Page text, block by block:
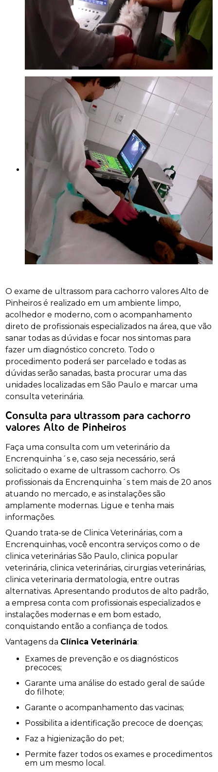
O exame de ultrassom para cachorro valores Alto de
Pinheiros é realizado em um ambiente limpo,
acolhedor e moderno, com o acompanhamento
direto de profissionais especializados na área, que vão
sanar todas as dúvidas e focar nos sintomas para
fazer um diagnóstico concreto. Todo o
procedimento poderá ser parcelado e todas as
dúvidas serão sanadas, basta procurar uma das
unidades localizadas em São Paulo e marcar uma
consulta veterinária.
Consulta para ultrassom para cachorro
valores Alto de Pinheiros
Faça uma consulta com um veterinário da
Encrenquinha´s e, caso seja necessário, será
solicitado o exame de ultrassom cachorro. Os
profissionais da Encrenquinha´s tem mais de 20 anos
atuando no mercado, e as instalações são
amplamente modernas. Ligue e tenha mais
informações.
Quando trata-se de Clinica Veterinárias, com a
Encrenquinhas, você encontra serviços como o de
clinica veterinárias São Paulo, clinica popular
veterinária, clinica veterinárias, cirurgias veterinárias,
clinica veterinaria dermatologia, entre outras
alternativas. Apresentando produtos de alto padrão,
a empresa conta com profissionais especializados e
instalações modernas e em bom estado,
conquistando então a confiança de todos.
Vantagens da Clínica Veterinária:
Exames de prevenção e os diagnósticos
precoces;
Garante uma análise do estado geral de saúde
do filhote;
Garante o acompanhamento das vacinas;
Possibilita a identificação precoce de doenças;
Faz a higienização do pet;
Permite fazer todos os exames e procedimentos
em um mesmo local.